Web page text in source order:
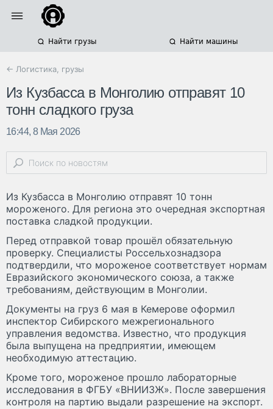
Найти грузы Найти машины
← Логистика, грузы
Из Кузбасса в Монголию отправят 10
тонн сладкого груза
16:44, 8 Мая 2026
Из Кузбасса в Монголию отправят 10 тонн
мороженого. Для региона это очередная экспортная
поставка сладкой продукции.
Перед отправкой товар прошёл обязательную
проверку. Специалисты Россельхознадзора
подтвердили, что мороженое соответствует нормам
Евразийского экономического союза, а также
требованиям, действующим в Монголии.
Документы на груз 6 мая в Кемерове оформил
инспектор Сибирского межрегионального
управления ведомства. Известно, что продукция
была выпущена на предприятии, имеющем
необходимую аттестацию.
Кроме того, мороженое прошло лабораторные
исследования в ФГБУ «ВНИИЗЖ». После завершения
контроля на партию выдали разрешение на экспорт.